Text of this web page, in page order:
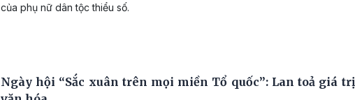
của phụ nữ dân tộc thiểu số.
Ngày hội “Sắc xuân trên mọi miền Tổ quốc”: Lan toả giá trị